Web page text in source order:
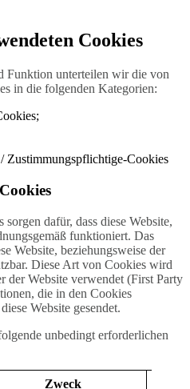
Cookies
Funktion unterteilen wir die von
in die folgenden Kategorien:
Zustimmungspflichtige-Cookies
dafür, dass diese Website,
funktioniert. Das
Website, beziehungsweise der
Diese Art von Cookies wird
der Website verwendet (First Party
die in den Cookies
Website gesendet.
unbedingt erforderlichen
Zweck